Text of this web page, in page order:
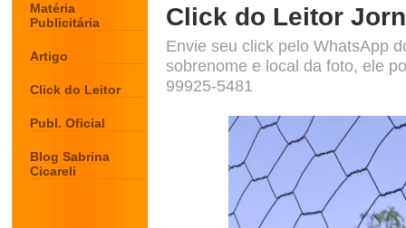
Matéria
Publicitária
Artigo
Click do Leitor
Publ. Oficial
Blog Sabrina
Cicareli
Click do Leitor
Envie seu click pelo WhatsApp
sobrenome e local da foto, ele
99925-5481